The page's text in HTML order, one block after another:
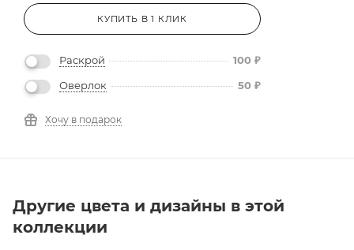
КУПИТЬ В 1 КЛИК
Раскрой 100 ₽
Оверлок
50 ₽
Хочу в подарок
Другие цвета и дизайны в этой
коллекции